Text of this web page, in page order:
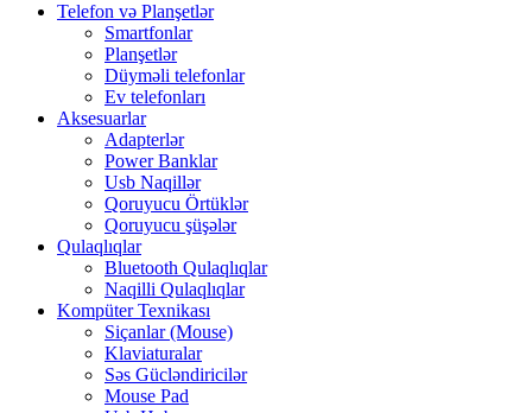
Telefon və Planşetlər
Smartfonlar
Planşetlər
Düyməli telefonlar
Ev telefonları
Aksesuarlar
Adapterlər
Power Banklar
Usb Naqillər
Qoruyucu Örtüklər
Qoruyucu şüşələr
Qulaqlıqlar
Bluetooth Qulaqlıqlar
Naqilli Qulaqlıqlar
Kompüter Texnikası
Siçanlar (Mouse)
Klaviaturalar
Səs Gücləndiricilər
Mouse Pad